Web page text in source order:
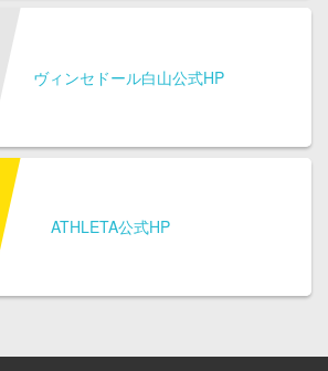
ヴィンセドール白山公式HP
ATHLETA公式HP